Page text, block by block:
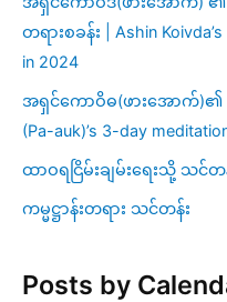
တရားစခန်း | Ashin
in 2024
အရှင်ကောဝိဓ(ဖားအောက်)၏
(Pa-auk)’s 3-day
ထာဝရငြိမ်းချမ်းရေးသို့ သင်တ
ကမ္မဋ္ဌာန်းတရား သင်တန်း
Posts by